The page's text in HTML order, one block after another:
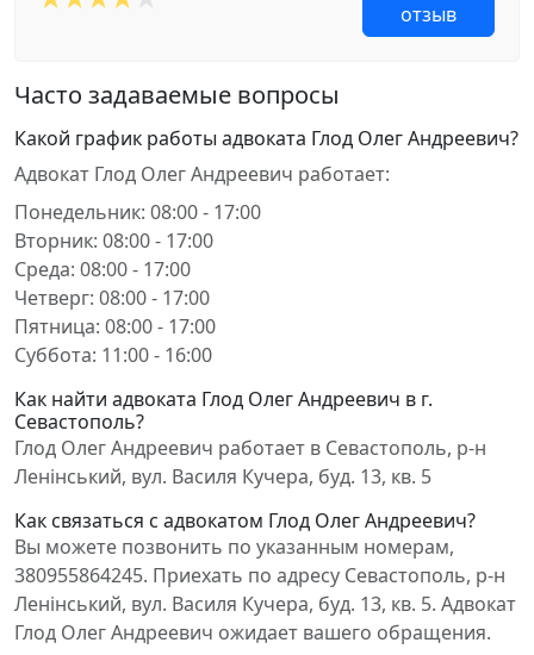
отзыв
Часто задаваемые вопросы
Какой график работы адвоката Глод Олег Андреевич?
Адвокат Глод Олег Андреевич работает:
Понедельник: 08:00 - 17:00
Вторник: 08:00 - 17:00
Среда: 08:00 - 17:00
Четверг: 08:00 - 17:00
Пятница: 08:00 - 17:00
Суббота: 11:00 - 16:00
Как найти адвоката Глод Олег Андреевич в г.
Севастополь?
Глод Олег Андреевич работает в Севастополь, р-н
Ленінський, вул. Василя Кучера, буд. 13, кв. 5
Как связаться с адвокатом Глод Олег Андреевич?
Вы можете позвонить по указанным номерам,
380955864245. Приехать по адресу Севастополь, р-н
Ленінський, вул. Василя Кучера, буд. 13, кв. 5. Адвокат
Глод Олег Андреевич ожидает вашего обращения.